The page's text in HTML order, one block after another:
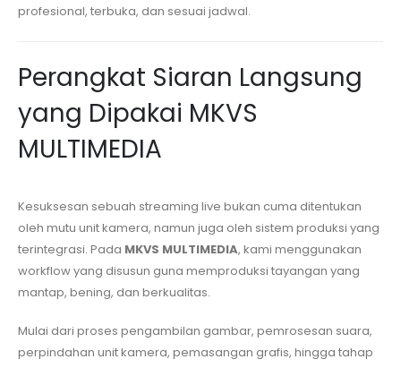
profesional, terbuka, dan sesuai jadwal.
Perangkat Siaran Langsung
yang Dipakai MKVS
MULTIMEDIA
Kesuksesan sebuah streaming live bukan cuma ditentukan
oleh mutu unit kamera, namun juga oleh sistem produksi yang
terintegrasi. Pada MKVS MULTIMEDIA, kami menggunakan
workflow yang disusun guna memproduksi tayangan yang
mantap, bening, dan berkualitas.
Mulai dari proses pengambilan gambar, pemrosesan suara,
perpindahan unit kamera, pemasangan grafis, hingga tahap